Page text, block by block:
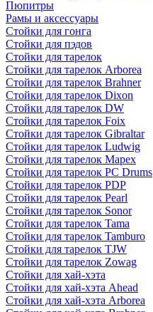
Пюпитры
Рамы и аксессуары
Стойки для гонга
Стойки для пэдов
Стойки для тарелок
Стойки для тарелок Arborea
Стойки для тарелок Brahner
Стойки для тарелок Dixon
Стойки для тарелок DW
Стойки для тарелок Foix
Стойки для тарелок Gibraltar
Стойки для тарелок Ludwig
Стойки для тарелок Mapex
Стойки для тарелок PC Drums
Стойки для тарелок PDP
Стойки для тарелок Pearl
Стойки для тарелок Sonor
Стойки для тарелок Tama
Стойки для тарелок Tamburo
Стойки для тарелок TJW
Стойки для тарелок Zowag
Стойки для хай-хэта
Стойки для хай-хэта Ahead
Стойки для хай-хэта Arborea